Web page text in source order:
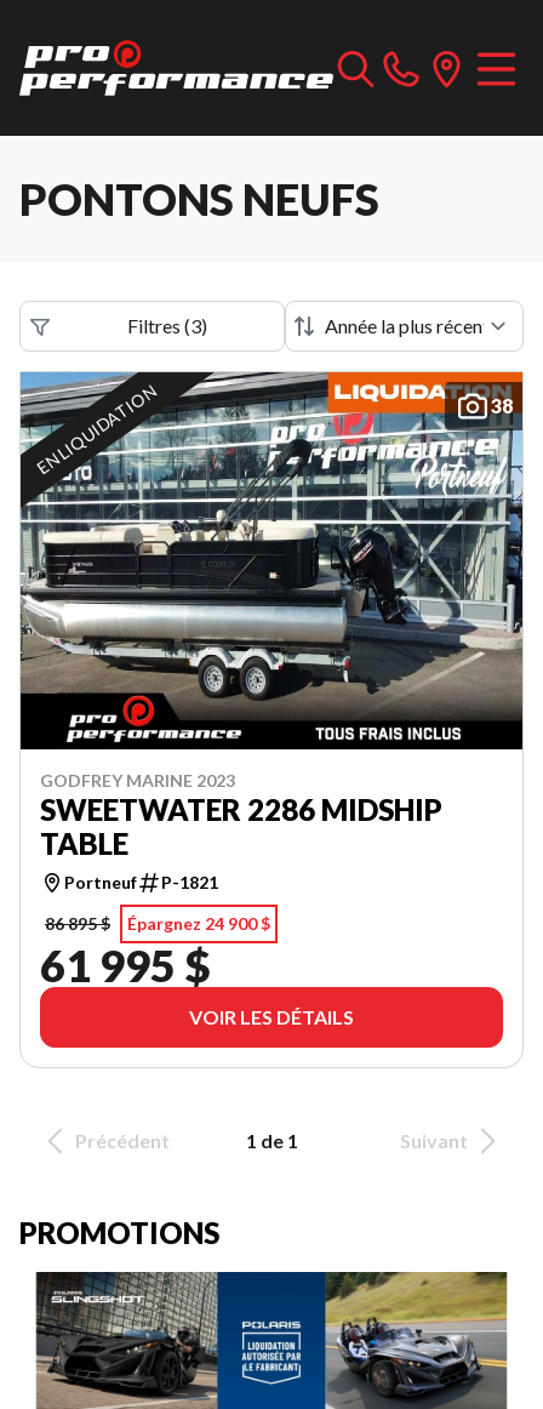
PONTONS NEUFS
Filtres (3)
38
EN LIQUIDATION
GODFREY MARINE 2023
SWEETWATER 2286 MIDSHIP
TABLE
Portneuf
P-1821
86 895 $
Épargnez 24 900 $
61 995 $
VOIR LES DÉTAILS
Précédent 1 de 1 Suivant
PROMOTIONS